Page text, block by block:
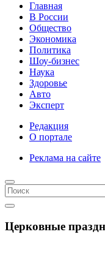
Главная
В России
Общество
Экономика
Политика
Шоу-бизнес
Наука
Здоровье
Авто
Эксперт
Редакция
О портале
Реклама на сайте
Церковные